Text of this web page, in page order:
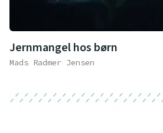
Jernmangel hos børn
Mads Radmer Jensen